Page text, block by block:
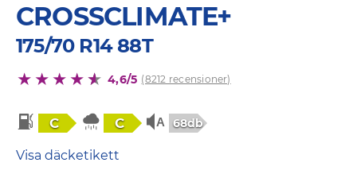
CROSSCLIMATE+
175/70 R14 88T
4,6/5 (8212 recensioner)
C C 68db
Visa däcketikett